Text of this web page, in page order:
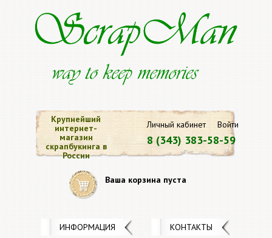
Личный кабинет Войти
8 (343) 383-58-59
Крупнейший
интернет-
магазин
скрапбукинга в
России
Ваша корзина пуста
ИНФОРМАЦИЯ КОНТАКТЫ